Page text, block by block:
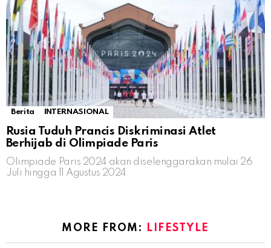
Berita INTERNASIONAL
Rusia Tuduh Prancis Diskriminasi Atlet
Berhijab di Olimpiade Paris
Olimpiade Paris 2024 akan diselenggarakan mulai 26
Juli hingga 11 Agustus 2024
MORE FROM: LIFESTYLE